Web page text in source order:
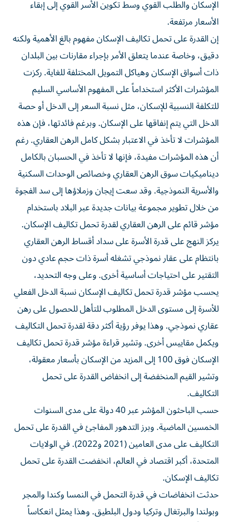
الإسكان والطلب القوي وسط تكوين الأسر القوي إلى إبقاء
الأسعار مرتفعة.
إن القدرة على تحمل تكاليف الإسكان مفهوم بالغ الأهمية ولكنه
دقيق، وخاصة عندما يتعلق الأمر بإجراء مقارنات بين البلدان
ذات أسواق الإسكان وهياكل التمويل المختلفة للغاية. ركزت
المؤشرات الأكثر استخداماً على المفهوم الأساسي السليم
للتكلفة النسبية للإسكان، مثل نسبة السعر إلى الدخل أو حصة
الدخل التي يتم إنفاقها على الإسكان. وبرغم فائدتها، فإن هذه
المؤشرات لا تأخذ في الاعتبار بشكل كامل الرهن العقاري. رغم
أن هذه المؤشرات مفيدة، فإنها لا تأخذ في الحسبان بالكامل
ديناميكيات سوق الرهن العقاري وخصائص الوحدات السكنية
والأسرية النموذجية. وقد سعت إيجان وزملاؤها إلى سد الفجوة
من خلال تطوير مجموعة بيانات جديدة عبر البلاد باستخدام
مؤشر قائم على الرهن العقاري لقدرة تحمل تكاليف الإسكان.
يركز النهج على قدرة الأسرة على سداد أقساط الرهن العقاري
بانتظام على عقار نموذجي تشغله أسرة ذات حجم عادي دون
التقتير على احتياجات أساسية أخرى. وعلى وجه التحديد،
يحسب مؤشر قدرة تحمل تكاليف الإسكان نسبة الدخل الفعلي
للأسرة إلى مستوى الدخل المطلوب للتأهل للحصول على رهن
عقاري نموذجي. وهذا يوفر رؤية أكثر دقة لقدرة تحمل التكاليف
ويكمل مقاييس أخرى. وتشير قراءة مؤشر قدرة تحمل تكاليف
الإسكان فوق 100 إلى المزيد من الإسكان بأسعار معقولة،
وتشير القيم المنخفضة إلى انخفاض القدرة على تحمل
التكاليف.
حسب الباحثون المؤشر عبر 40 دولة على مدى السنوات
الخمسين الماضية. وبرز التدهور المفاجئ في القدرة على تحمل
التكاليف على مدى العامين (2021 و2022). في الولايات
المتحدة، أكبر اقتصاد في العالم، انخفضت القدرة على تحمل
تكاليف الإسكان.
حدثت انخفاضات في قدرة التحمل في النمسا وكندا والمجر
وبولندا والبرتغال وتركيا ودول البلطيق. وهذا يمثل انعكاساً